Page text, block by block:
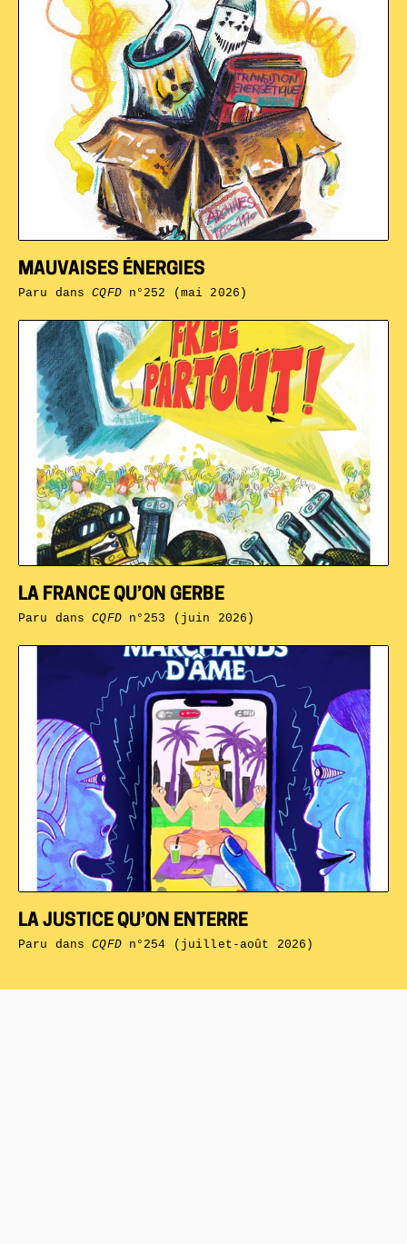
LA JUSTICE QU’ON ENTERRE
Paru dansCQFDn°254 (juillet-août 2026)
LA FRANCE QU’ON GERBE
Paru dansCQFDn°253 (juin 2026)
MAUVAISES ÉNERGIES
Paru dansCQFDn°252 (mai 2026)